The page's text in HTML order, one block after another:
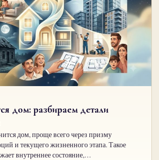
дом: разбираем детали
дом, проще всего через призму
и текущего жизненного этапа. Такое
внутреннее состояние,…